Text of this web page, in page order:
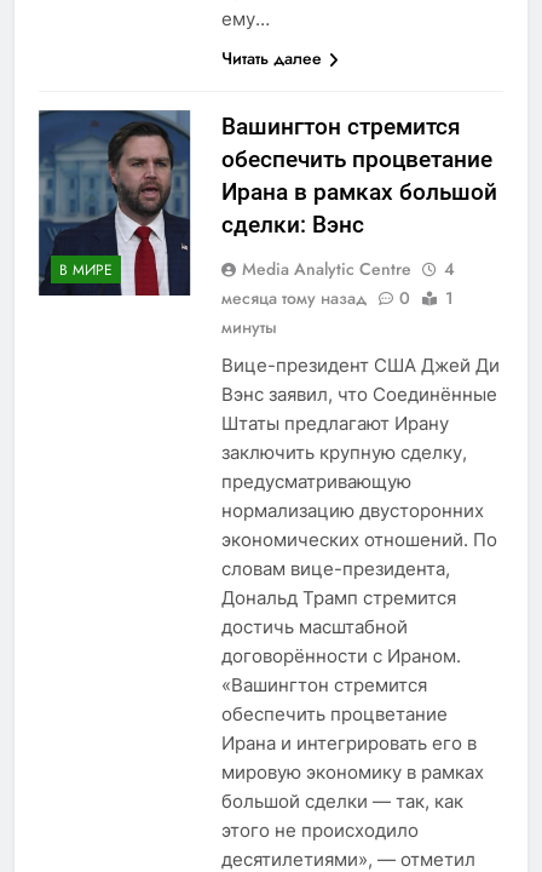
ему…
Читать далее
В МИРЕ
Вашингтон стремится
обеспечить процветание
Ирана в рамках большой
сделки: Вэнс
Media Analytic Centre
4
месяца тому назад
0
1
минуты
Вице-президент США Джей Ди
Вэнс заявил, что Соединённые
Штаты предлагают Ирану
заключить крупную сделку,
предусматривающую
нормализацию двусторонних
экономических отношений. По
словам вице-президента,
Дональд Трамп стремится
достичь масштабной
договорённости с Ираном.
«Вашингтон стремится
обеспечить процветание
Ирана и интегрировать его в
мировую экономику в рамках
большой сделки — так, как
этого не происходило
десятилетиями», — отметил